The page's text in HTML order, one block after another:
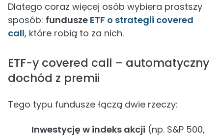
Dlatego coraz więcej osób wybiera prostszy
sposób: fundusze ETF o strategii covered
call, które robią to za nich.
ETF-y covered call – automatyczny
dochód z premii
Tego typu fundusze łączą dwie rzeczy:
Inwestycję w indeks akcji (np. S&P 500,